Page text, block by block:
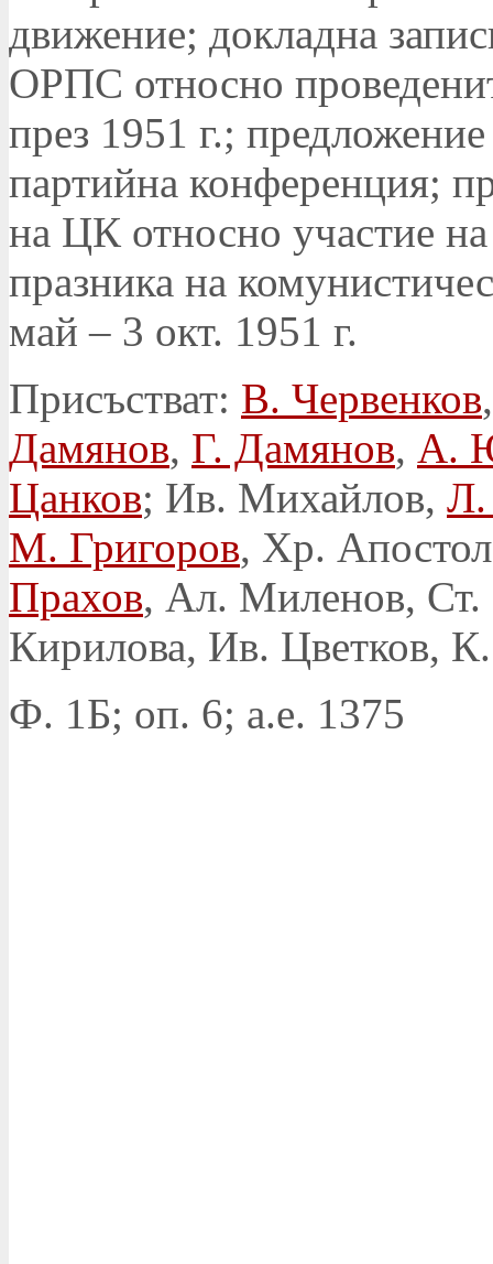
движение; докладна
ОРПС относно
през 1951 г.;
партийна конференция;
на ЦК относно участие
празника на
май – 3 окт. 1951 г.
Присъстват: В. Червенков
Дамянов, Г. Дамянов, А.
Цанков; Ив. Михайлов, Л.
М. Григоров, Хр.
Прахов, Ал. Миленов,
Кирилова, Ив. Цветков,
Ф. 1Б; оп. 6; а.е. 1375